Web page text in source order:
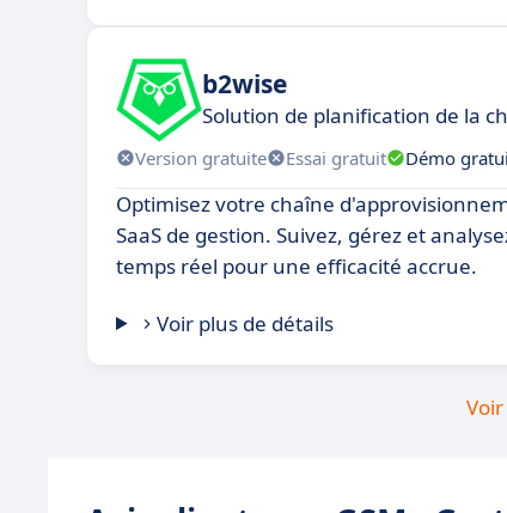
b2wise
Solution de planification de la
Version gratuite Essai gratuit Démo
Optimisez votre chaîne
SaaS de gestion. Suivez, gérez et
temps réel pour une efficacité accrue.
Voir plus de détails